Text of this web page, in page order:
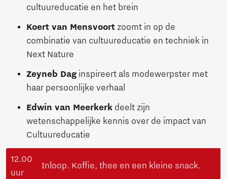
cultuureducatie en het brein
Koert van Mensvoort zoomt in op de
combinatie van cultuureducatie en techniek in
Next Nature
Zeyneb Daginspireert als modewerpster met
haar persoonlijke verhaal
Edwin van Meerkerk deelt zijn
wetenschappelijke kennis over de impact van
Cultuureducatie
12.00
uur
Inloop. Koffie, thee en een kleine snack.